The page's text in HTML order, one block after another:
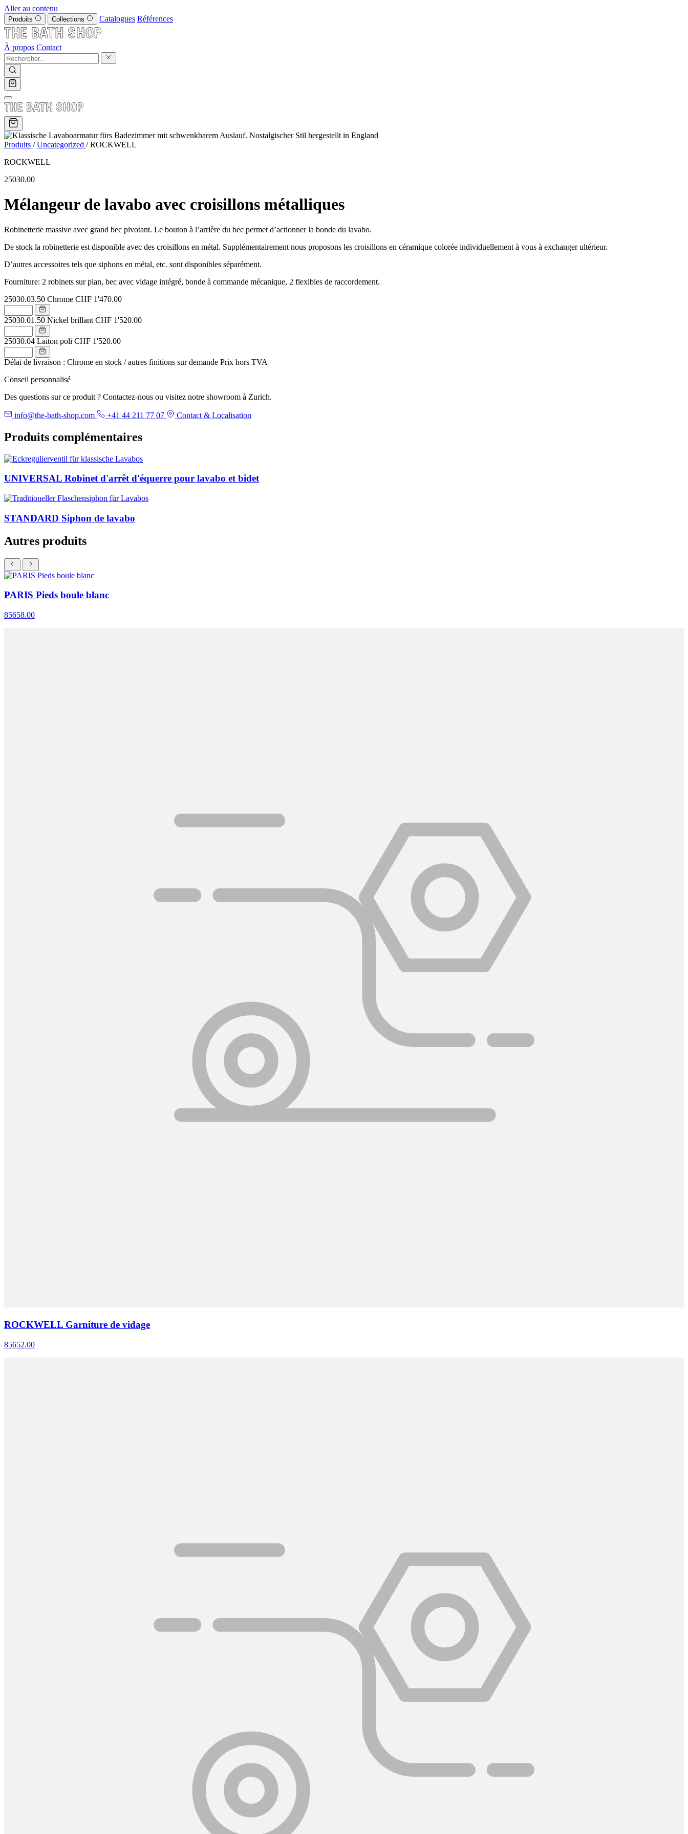
Aller au contenu
Produits Collections Catalogues Références
À propos Contact
Produits / Uncategorized / ROCKWELL
ROCKWELL
25030.00
Mélangeur de lavabo avec croisillons métalliques
Robinetterie massive avec grand bec pivotant. Le bouton à l’arrière du bec permet d’actionner la bonde du lavabo.
De stock la robinetterie est disponible avec des croisillons en métal. Supplémentairement nous proposons les croisillons en céramique colorée individuellement à vous à exchanger ultérieur.
D’autres accessoires tels que siphons en métal, etc. sont disponibles séparément.
Fourniture: 2 robinets sur plan, bec avec vidage intégré, bonde à commande mécanique, 2 flexibles de raccordement.
25030.03.50 Chrome CHF 1'470.00
25030.01.50 Nickel brillant CHF 1'520.00
25030.04 Laiton poli CHF 1'520.00
Délai de livraison : Chrome en stock / autres finitions sur demande Prix hors TVA
Conseil personnalisé
Des questions sur ce produit ? Contactez-nous ou visitez notre showroom à Zurich.
info@the-bath-shop.com +41 44 211 77 07 Contact & Localisation
Produits complémentaires
UNIVERSAL Robinet d'arrêt d'équerre pour lavabo et bidet
STANDARD Siphon de lavabo
Autres produits
PARIS Pieds boule blanc
85658.00
ROCKWELL Garniture de vidage
85652.00